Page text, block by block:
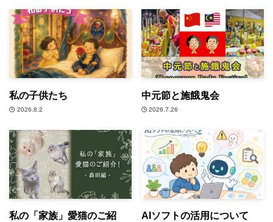
私の子供たち
2026.8.2
中元節と施餓鬼会
2026.7.26
私の「家族」愛猫のご紹
AIソフトの活用について